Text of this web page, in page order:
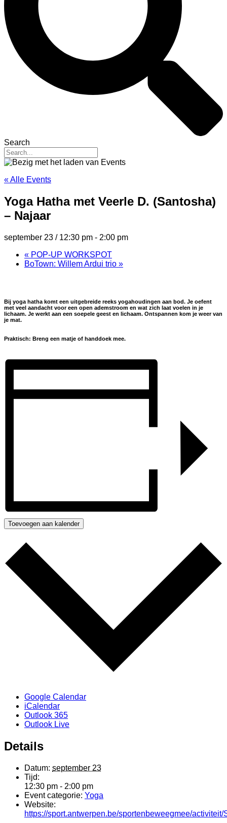
Search
« Alle Events
Yoga Hatha met Veerle D. (Santosha)
– Najaar
september 23 / 12:30 pm - 2:00 pm
« POP-UP WORKSPOT
BoTown: Willem Ardui trio »
Bij yoga hatha komt een uitgebreide reeks yogahoudingen aan bod. Je oefent
met veel aandacht voor een open ademstroom en wat zich laat voelen in je
lichaam. Je werkt aan een soepele geest en lichaam. Ontspannen kom je weer van
je mat.
Praktisch: Breng een matje of handdoek mee.
Toevoegen aan kalender
Google Calendar
iCalendar
Outlook 365
Outlook Live
Details
Datum: september 23
Tijd:
12:30 pm - 2:00 pm
Event categorie: Yoga
Website:
https://sport.antwerpen.be/sportenbeweegmee/